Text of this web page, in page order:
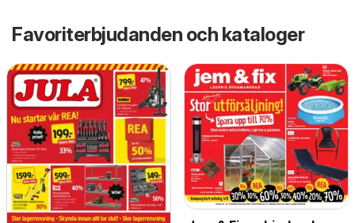
Favoriterbjudanden och kataloger